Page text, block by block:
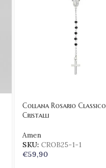
Collana Rosario Classico
Cristalli
Amen
SKU:CROB25-1-1
€59,90